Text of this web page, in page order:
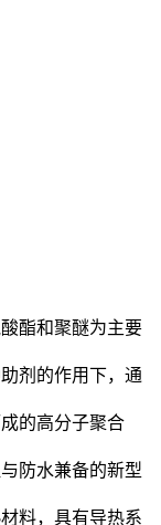
酯和聚醚为主要
剂的作用下，通
的高分子聚合
防水兼备的新型
料，具有导热系